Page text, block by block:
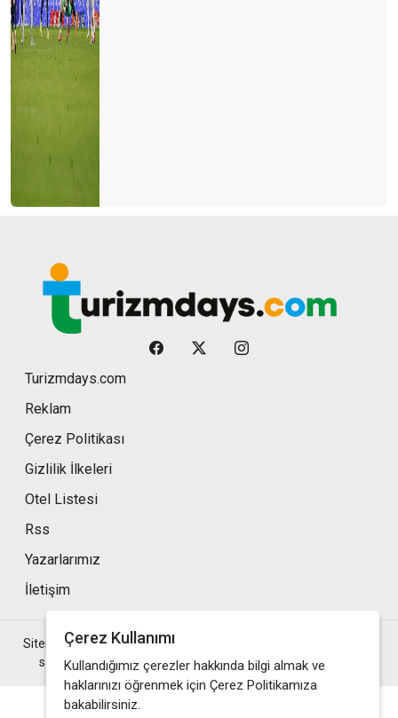
Turizmdays.com
Reklam
Çerez Politikası
Gizlilik İlkeleri
Otel Listesi
Rss
Yazarlarımız
İletişim
Sitemizde bulunan yazı , video, fotoğraf ve haberlerin her hakkı
saklıdır. İzinsiz veya kaynak gösterilemeden kullanılamaz.
Çerez Kullanımı
Kullandığımız çerezler hakkında bilgi almak ve
haklarınızı öğrenmek için Çerez Politikamıza
bakabilirsiniz.